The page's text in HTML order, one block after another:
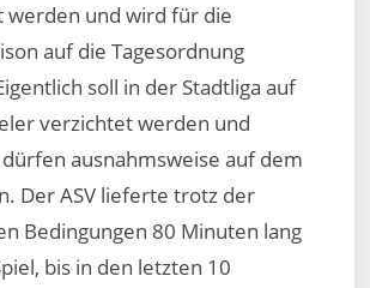
werden und wird für die
auf die Tagesordnung
soll in der Stadtliga auf
verzichtet werden und
ausnahmsweise auf dem
Der ASV lieferte trotz der
Bedingungen 80 Minuten lang
bis in den letzten 10